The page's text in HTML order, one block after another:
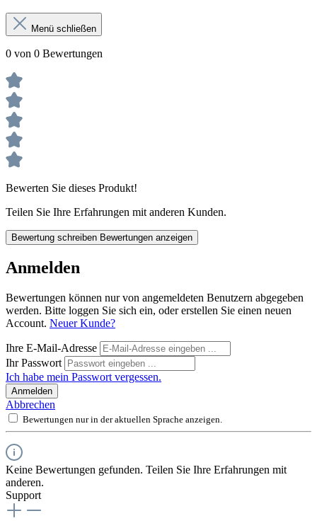
Menü schließen
0 von 0 Bewertungen
Bewerten Sie dieses Produkt!
Teilen Sie Ihre Erfahrungen mit anderen Kunden.
Bewertung schreiben Bewertungen anzeigen
Anmelden
Bewertungen können nur von angemeldeten Benutzern abgegeben
werden. Bitte loggen Sie sich ein, oder erstellen Sie einen neuen
Account. Neuer Kunde?
Ihre E-Mail-Adresse
Ihr Passwort
Ich habe mein Passwort vergessen.
Anmelden
Abbrechen
Bewertungen nur in der aktuellen Sprache anzeigen.
Keine Bewertungen gefunden. Teilen Sie Ihre Erfahrungen mit
anderen.
Support